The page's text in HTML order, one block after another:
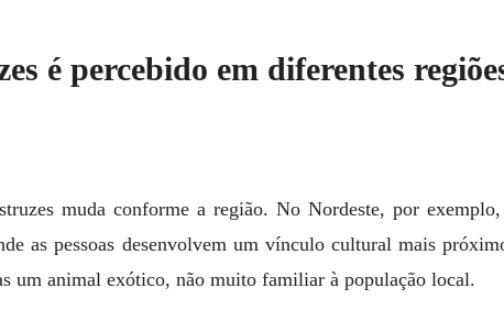
é percebido em diferentes
muda conforme a região. No Nordeste, por exemplo,
as pessoas desenvolvem um vínculo cultural mais
um animal exótico, não muito familiar à população local.